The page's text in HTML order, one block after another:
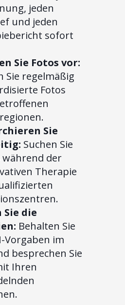
jeden
und jeden
sofort
Sie Fotos vor:
Sie regelmäßig
Fotos
Sie
Suchen Sie
während der
Therapie
Sie die
Behalten Sie
Vorgaben im
besprechen Sie
Ihren